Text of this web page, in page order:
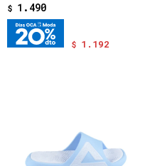
$ 1.490
$ 1.192